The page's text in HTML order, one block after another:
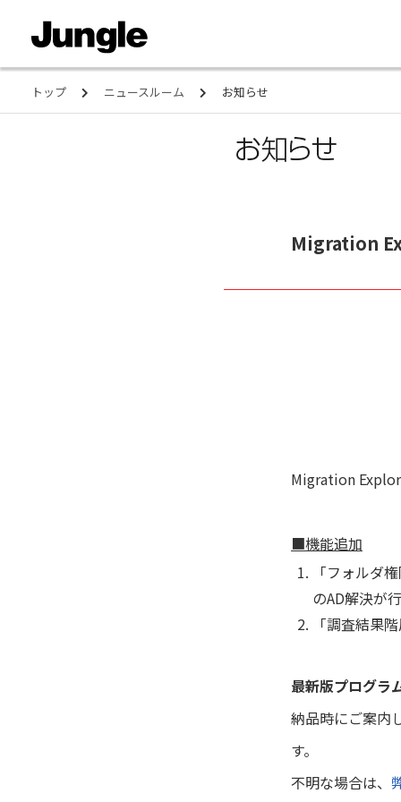
トップ ニュースルーム お知らせ
Migration
Migration
■機能追加
「フォルダ
のAD解決が
「調査結果
最新版プログラ
納品時にご案内
す。
不明な場合は、